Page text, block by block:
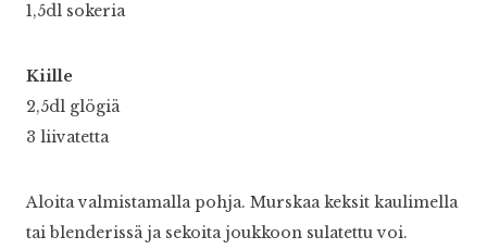
1,5dl sokeria
Kiille
2,5dl glögiä
3 liivatetta
Aloita valmistamalla pohja. Murskaa keksit kaulimella
tai blenderissä ja sekoita joukkoon sulatettu voi.